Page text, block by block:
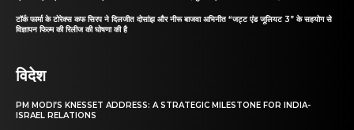
टॉर्क फार्मा के टोरेक्स कफ सिरप ने दिलजीत दोसांझ और नीरू बाजवा अभिनीत “जट्ट एंड जूलियट 3” के सहयोग से
विज्ञापन फिल्म की रिलीज की घोषणा की है
विदेश
PM MODI’S KNESSET ADDRESS: A STRATEGIC MILESTONE FOR INDIA-
ISRAEL RELATIONS